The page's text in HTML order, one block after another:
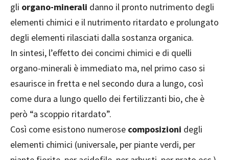
gli organo-minerali danno il pronto nutrimento degli
elementi chimici e il nutrimento ritardato e prolungato
degli elementi rilasciati dalla sostanza organica.
In sintesi, l’effetto dei concimi chimici e di quelli
organo-minerali è immediato ma, nel primo caso si
esaurisce in fretta e nel secondo dura a lungo, così
come dura a lungo quello dei fertilizzanti bio, che è
però “a scoppio ritardato”.
Così come esistono numerose composizioni degli
elementi chimici (universale, per piante verdi, per